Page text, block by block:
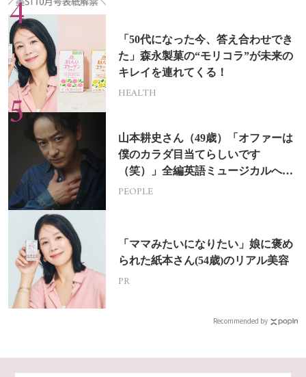
「50代になった今、答え合わせでき
た」森永製菓の“モリコラ”が未来の
キレイを連れてくる！
HEALTH
山本耕史さん（49歳）「オファーは
僕のカラダ目当てらしいです
（笑）」全編英語ミュージカルへの
挑戦
PEOPLE
「ママみたいになりたい」娘に褒め
られた紙本さん(54歳)のリアル美容
PR
Recommended by